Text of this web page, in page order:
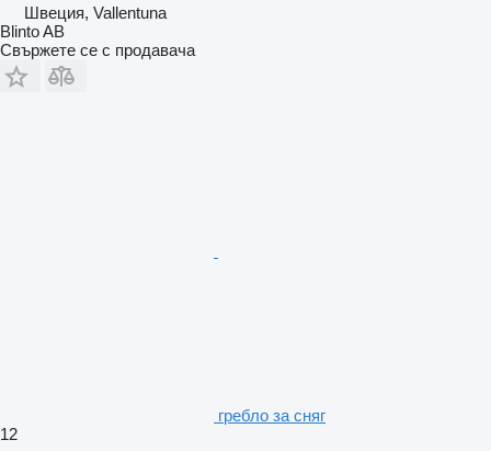
Швеция, Vallentuna
Blinto AB
Свържете се с продавача
гребло за сняг
12